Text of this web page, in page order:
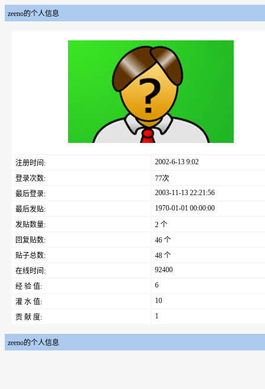
zeeno的个人信息
注册时间:
2002-6-13 9:02
登录次数:
77次
最后登录:
2003-11-13 22:21:56
最后发贴:
1970-01-01 00:00:00
发贴数量:
2 个
回复贴数:
46 个
贴子总数:
48 个
在线时间:
92400
经 验 值:
6
灌 水 值:
10
贡 献 度:
1
zeeno的个人信息